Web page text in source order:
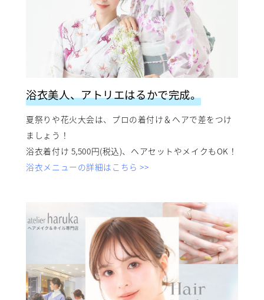
浴衣美人、アトリエはるかで完成。
夏祭りや花火大会は、プロの着付け＆ヘアで差をつけ
ましょう！
浴衣着付け 5,500円(税込)、ヘアセットやメイクもOK！
浴衣メニューの詳細はこちら >>